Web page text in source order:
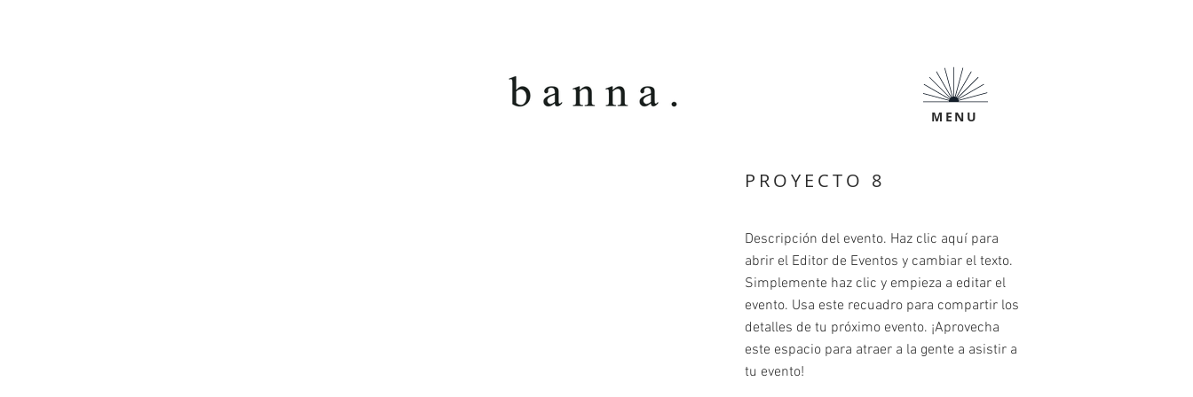
MENU
PROYECTO 8
Descripción del evento. Haz clic aquí para
abrir el Editor de Eventos y cambiar el texto.
Simplemente haz clic y empieza a editar el
evento. Usa este recuadro para compartir los
detalles de tu próximo evento. ¡Aprovecha
este espacio para atraer a la gente a asistir a
tu evento!